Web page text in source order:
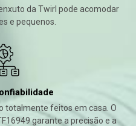
da Twirl pode acomodar
e pequenos.
totalmente feitos em casa. O
garante a precisão e a